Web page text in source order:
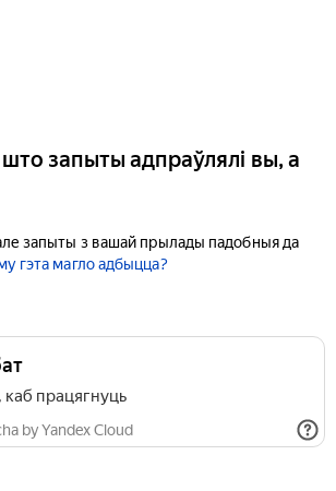
запыты адпраўлялі вы, а
запыты з вашай прылады падобныя да
гэта магло адбыцца?
каб працягнуць
by Yandex Cloud